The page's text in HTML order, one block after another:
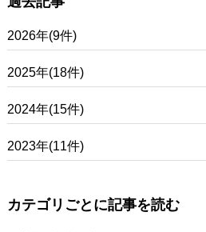
2026年(9件)
2025年(18件)
2024年(15件)
2023年(11件)
カテゴリごとに記事を読む